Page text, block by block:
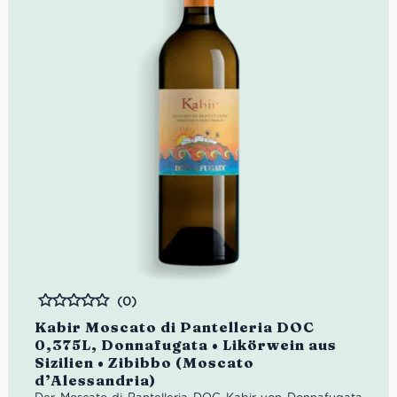
Kabir Moscato di Pantelleria DOC
0,375L, Donnafugata • Likörwein aus
Sizilien • Zibibbo (Moscato
d’Alessandria)
Bewertet
(0)